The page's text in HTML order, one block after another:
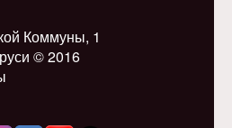
Коммуны, 1
© 2016